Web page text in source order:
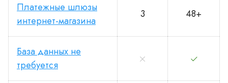
Платежные шлюзы
интернет-магазина
3 48+
База данных не
требуется